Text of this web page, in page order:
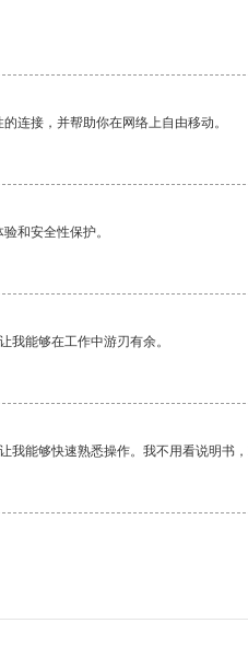
连接，并帮助你在网络上自由移动。
和安全性保护。
我能够在工作中游刃有余。
能够快速熟悉操作。我不用看说明书